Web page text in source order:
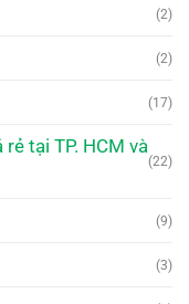
(2)
(2)
(17)
tại TP. HCM và
(22)
(9)
(3)